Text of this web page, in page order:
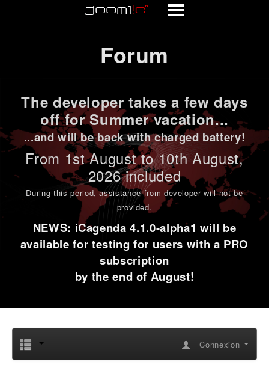
Forum
The developer takes a few days
off for Summer vacation...
...and will be back with charged battery!
From 1stAugust to 10th August,
2026 included
During this period,assistance from developer will not be
provided.
NEWS: iCagenda 4.1.0-alpha1 will be
available for testing for users with a PRO
subscription
by the end of August!
Connexion